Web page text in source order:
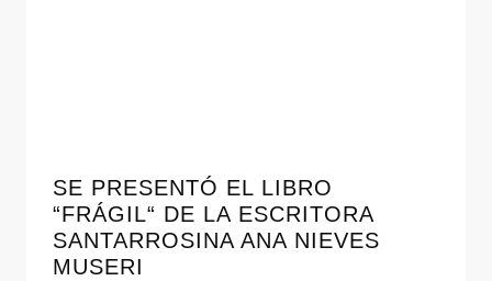
SE PRESENTÓ EL LIBRO
“FRÁGIL“ DE LA ESCRITORA
SANTARROSINA ANA NIEVES
MUSERI